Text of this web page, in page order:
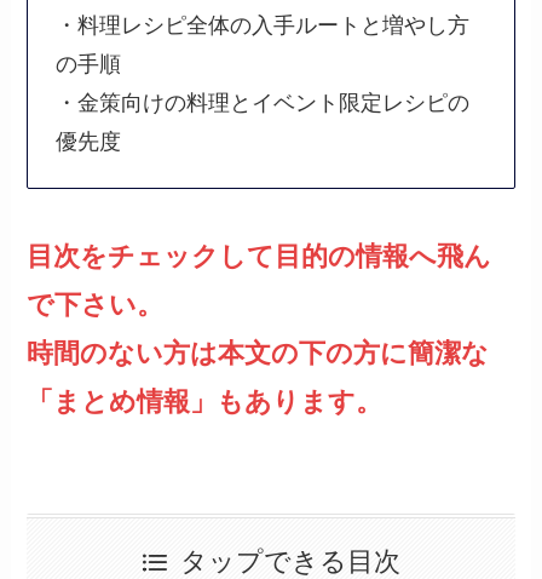
・料理レシピ全体の入手ルートと増やし方
の手順
・金策向けの料理とイベント限定レシピの
優先度
目次をチェックして目的の情報へ飛ん
で下さい。
時間のない方は本文の下の方に簡潔な
「まとめ情報」もあります。
タップできる目次